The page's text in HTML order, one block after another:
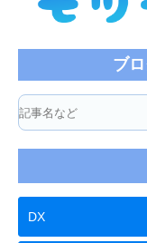
ブ
DX